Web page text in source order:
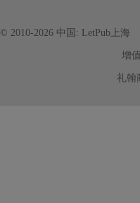
© 2010-2026 中国: LetPub上海
增
礼翰